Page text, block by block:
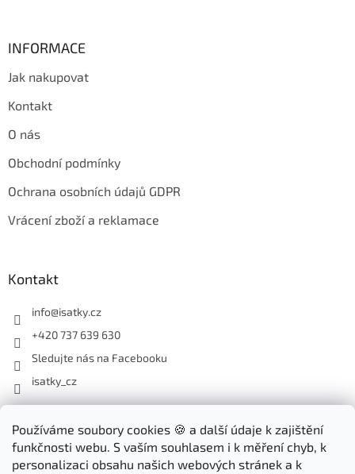
Používáme soubory cookies 🍪 a další údaje k zajištění
funkčnosti webu. S vaším souhlasem i k měření chyb, k
personalizaci obsahu našich webových stránek a k
INFORMACE
Jak nakupovat
Kontakt
O nás
Obchodní podmínky
Ochrana osobních údajů GDPR
Vrácení zboží a reklamace
Kontakt
info@isatky.cz
+420 737 639 630
Sledujte nás na Facebooku
isatky_cz
Odebírat newsletter
Vložte svůj e-mail a my vám budeme zasílat informace o nových